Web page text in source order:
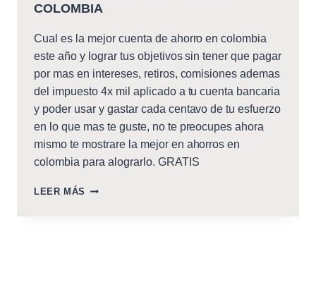
COLOMBIA
Cual es la mejor cuenta de ahorro en colombia
este año y lograr tus objetivos sin tener que pagar
por mas en intereses, retiros, comisiones ademas
del impuesto 4x mil aplicado a tu cuenta bancaria
y poder usar y gastar cada centavo de tu esfuerzo
en lo que mas te guste, no te preocupes ahora
mismo te mostrare la mejor en ahorros en
colombia para alograrlo. GRATIS
LEER MÁS LA